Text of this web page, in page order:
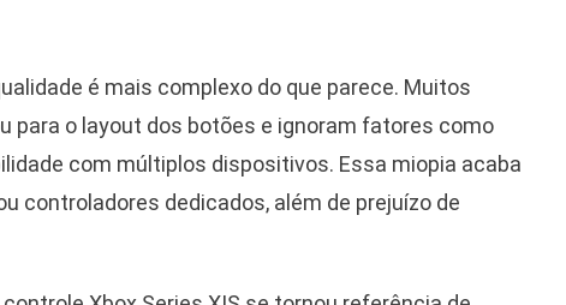
é mais complexo do que parece. Muitos
para o layout dos botões e ignoram fatores como
com múltiplos dispositivos. Essa miopia acaba
controladores dedicados, além de prejuízo de